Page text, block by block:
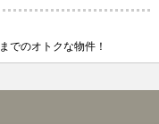
でのオトクな物件！